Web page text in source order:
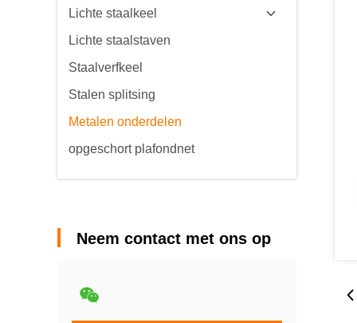
Lichte staalkeel
Lichte staalstaven
Staalverfkeel
Stalen splitsing
Metalen onderdelen
opgeschort plafondnet
Neem contact met ons op